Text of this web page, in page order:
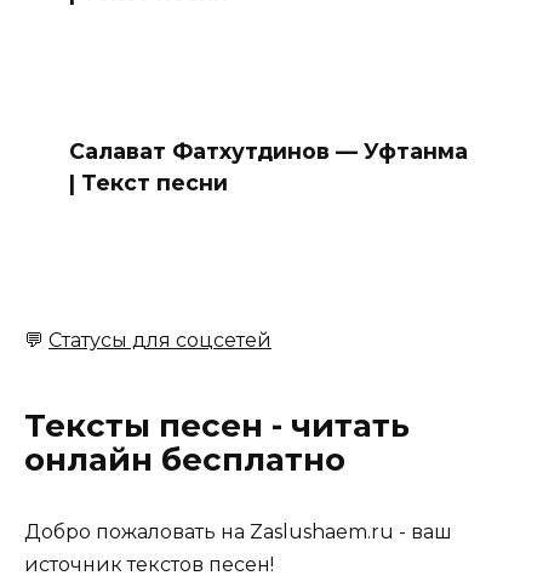
Салават Фатхутдинов — Уфтанма
| Текст песни
💬 Статусы для соцсетей
Тексты песен - читать
онлайн бесплатно
Добро пожаловать на Zaslushaem.ru - ваш
источник текстов песен!